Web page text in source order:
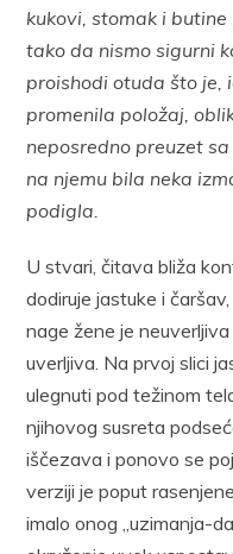
kukovi, stomak i
tako da nismo sigurni
proishodi otuda što je,
promenila položaj,
neposredno preuzet
na njemu bila neka
podigla.
U stvari, čitava bliža
dodiruje jastuke i
nage žene je
uverljiva. Na prvoj slici
ulegnuti pod težinom
njihovog susreta
iščezava i ponovo se
verziji je poput
imalo onog „uzimanja-